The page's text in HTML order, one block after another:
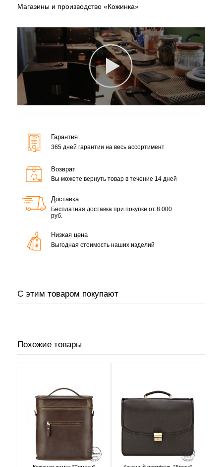
Магазины и производство «Кожинка»
Гарантия
365 дней гарантии на весь ассортимент
Возврат
Вы можете вернуть товар в течение 14 дней
Доставка
Бесплатная доставка при покупке от 8 000
руб.
Низкая цена
Выгодная стоимость наших изделий
С этим товаром покупают
Похожие товары